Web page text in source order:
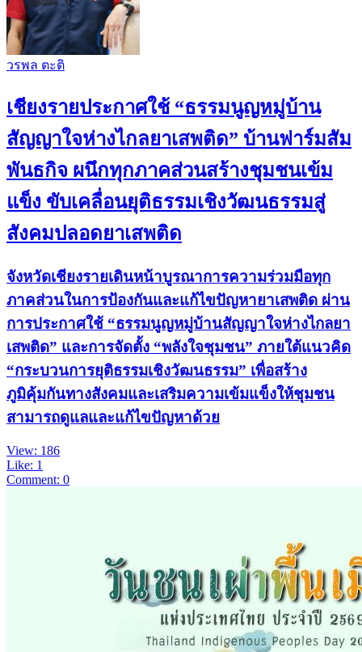
วรพล ตะติ
เชียงรายประกาศใช้ “ธรรมนูญหมู่บ้าน
สัญญาใจห่างไกลยาเสพติด” บ้านฟาร์มสัม
พันธกิจ ผนึกทุกภาคส่วนสร้างชุมชนเข้ม
แข็ง ขับเคลื่อนยุติธรรมเชิงวัฒนธรรมสู่
สังคมปลอดยาเสพติด
จังหวัดเชียงรายเดินหน้าบูรณาการความร่วมมือทุก
ภาคส่วนในการป้องกันและแก้ไขปัญหายาเสพติด ผ่าน
การประกาศใช้ “ธรรมนูญหมู่บ้านสัญญาใจห่างไกลยา
เสพติด” และการจัดตั้ง “พลังใจชุมชน” ภายใต้แนวคิด
“กระบวนการยุติธรรมเชิงวัฒนธรรม” เพื่อสร้าง
ภูมิคุ้มกันทางสังคมและเสริมความเข้มแข็งให้ชุมชน
สามารถดูแลและแก้ไขปัญหาด้วย
View: 186
Like: 1
Comment: 0